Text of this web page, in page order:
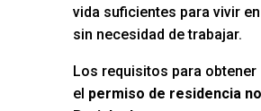
vida suficientes para vivir
sin necesidad de trabajar.
Los requisitos para obtener
el permiso de residencia